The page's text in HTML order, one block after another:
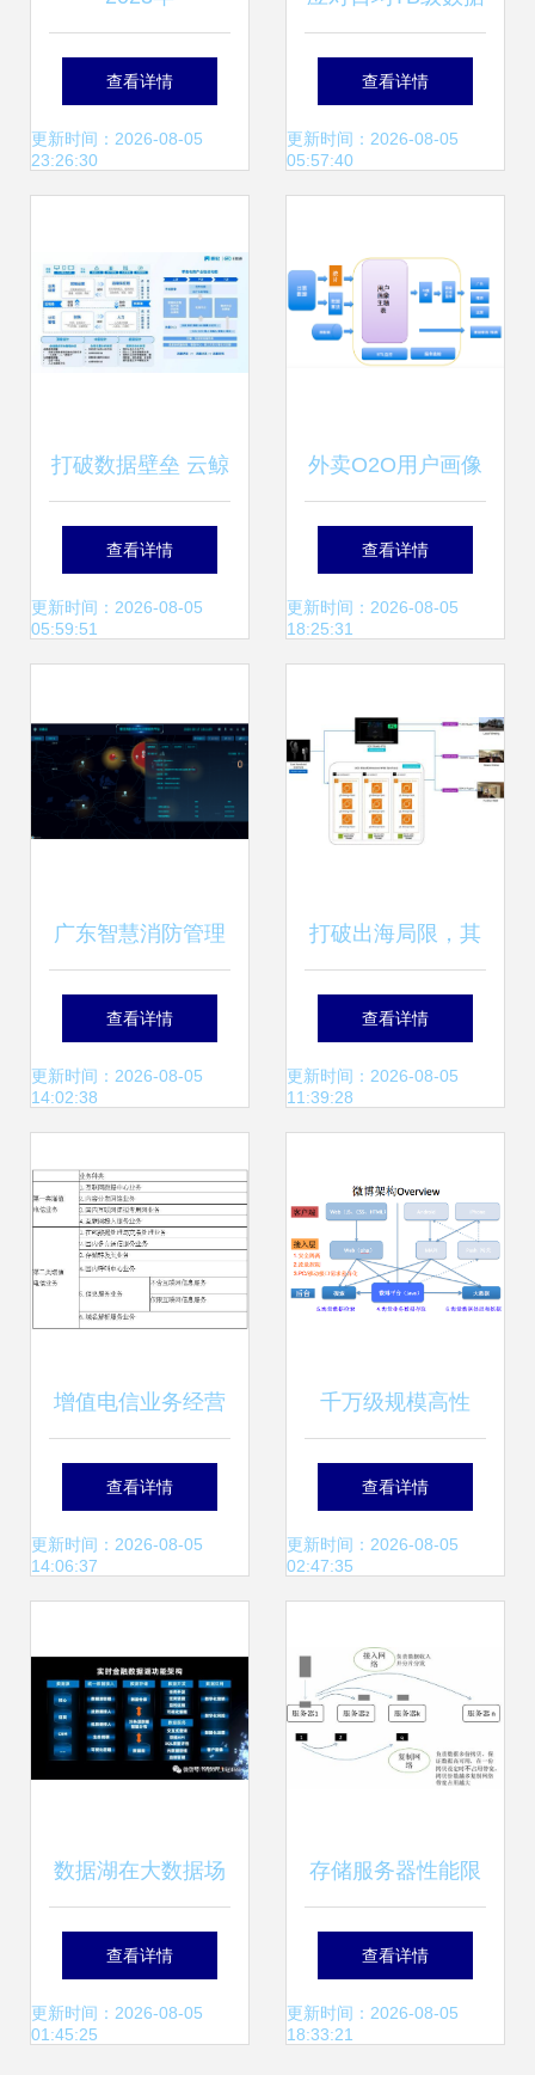
NeBulAnGraph技
术社区数据处理与
查看详情
更新时间：2026-08-05
23:26:30
量挑战 金山云选用
Pulsar重构日志服
查看详情
更新时间：2026-08-05
05:57:40
打破数据壁垒 云鲸
携手帆软BI系统优
化用户体验与营销
查看详情
更新时间：2026-08-05
05:59:51
外卖O2O用户画像
实践 界面设计与数
据处理的协同优化
查看详情
更新时间：2026-08-05
18:25:31
广东智慧消防管理
系统 消防工程接入
与数据处理存储的
查看详情
更新时间：2026-08-05
14:02:38
打破出海局限，其
域创新借亚马逊云
科技为三维重建注
查看详情
更新时间：2026-08-05
11:39:28
增值电信业务经营
许可证有效期到期
续期办理相关规定
支持服务解析
查看详情
更新时间：2026-08-05
14:06:37
千万级规模高性
能、高并发的网络
架构经验分享
查看详情
更新时间：2026-08-05
02:47:35
数据湖在大数据场
景下应用和实施方
案调研笔记（增强
查看详情
更新时间：2026-08-05
01:45:25
存储服务器性能限
制 浅谈分布式存储
的性能限制模型
查看详情
更新时间：2026-08-05
18:33:21